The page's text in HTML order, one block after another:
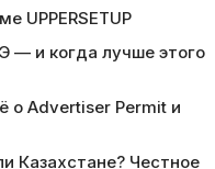
UPPERSETUP
— и когда лучше этого
о Advertiser Permit и
Казахстане? Честное